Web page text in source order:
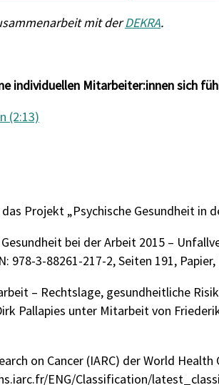
mit derDEKRA.
individuellen Mitarbeiter:innen sich
(2:13)
das Projekt „Psychische Gesundheit
Gesundheit bei der Arbeit 2015 –
978-3-88261-217-2, Seiten 191,
– Rechtslage, gesundheitliche
Pallapies unter Mitarbeit von
on Cancer (IARC) der World
ENG/Classification/